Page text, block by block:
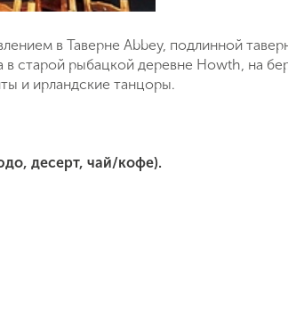
в Таверне Abbey, подлинной
старой рыбацкой деревне Howth, на
и ирландские танцоры.
десерт, чай/кофе).